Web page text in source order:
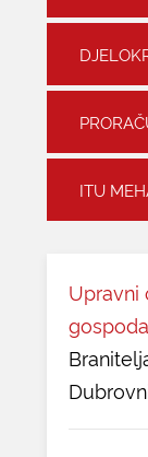
ITU
Upravni